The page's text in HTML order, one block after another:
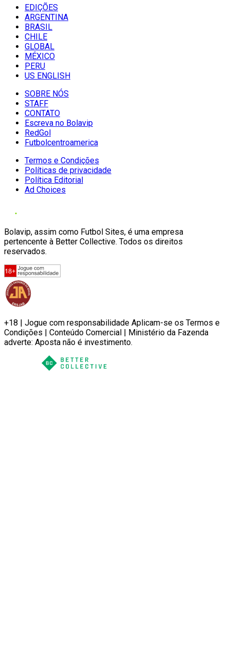
EDIÇÕES
ARGENTINA
BRASIL
CHILE
GLOBAL
MÉXICO
PERU
US ENGLISH
SOBRE NÓS
STAFF
CONTATO
Escreva no Bolavip
RedGol
Futbolcentroamerica
Termos e Condições
Políticas de privacidade
Política Editorial
Ad Choices
Bolavip, assim como Futbol Sites, é uma empresa
pertencente à Better Collective. Todos os direitos
reservados.
+18 | Jogue com responsabilidade Aplicam-se os Termos e
Condições | Conteúdo Comercial | Ministério da Fazenda
adverte: Aposta não é investimento.